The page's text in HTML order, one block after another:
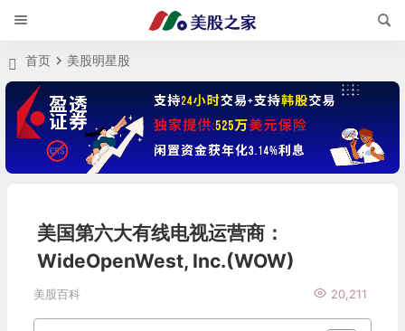
首页 美股明星股
美国第六大有线电视运营商：
WideOpenWest, Inc.(WOW)
美股百科 20,211